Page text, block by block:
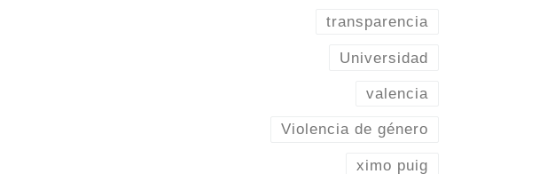
transparencia
Universidad
valencia
Violencia de género
ximo puig